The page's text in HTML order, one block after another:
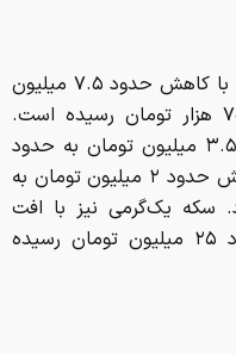
بذرافشان افزود: سکه طرح قدیم نیز با کاهش حدود ۷.۵ میلیون
تومان به حدود ۱۵۰ میلیون و ۷۰۰ هزار تومان رسیده است.
همچنین نیم‌سکه با کاهش حدود ۳.۵ میلیون تومان به حدود
۸۴ میلیون تومان و ربع‌سکه با کاهش حدود ۲ میلیون تومان به
سکه یک‌گرمی نیز با افت
حدود یک میلیون تومان به حدود ۲۵ میلیون تومان رسیده